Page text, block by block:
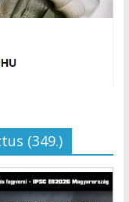
(349.)